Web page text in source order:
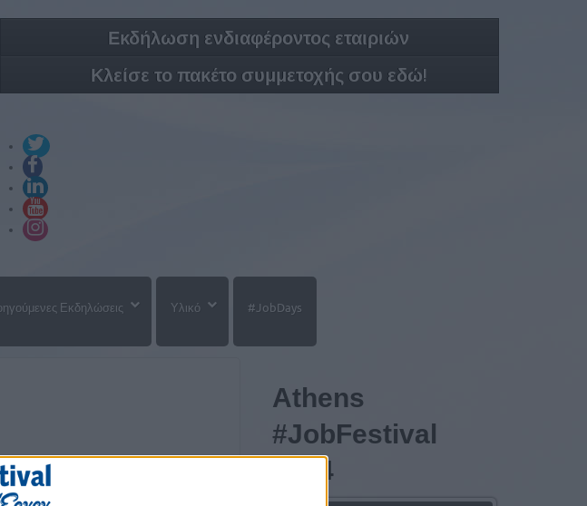
Εκδήλωση ενδιαφέροντος εταιριών
Κλείσε το πακέτο συμμετοχής σου εδώ!
Εκδηλώσεις Υλικό #JobDays
Athens
#JobFestival
2024